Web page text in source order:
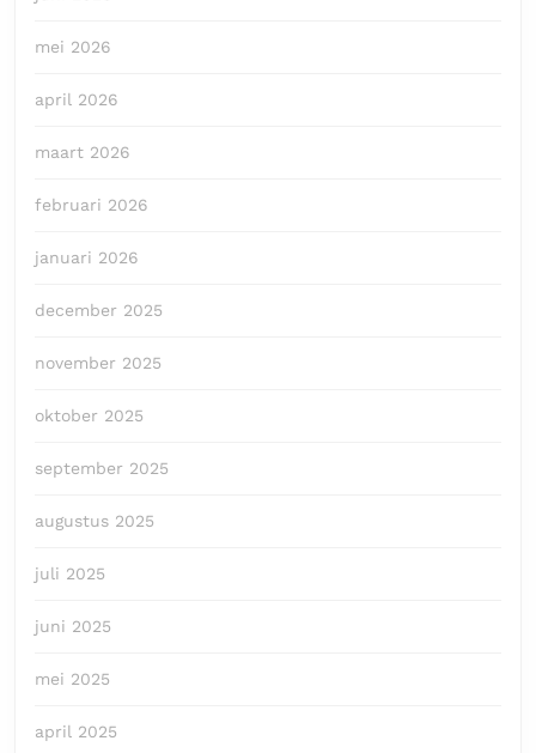
mei 2026
april 2026
maart 2026
februari 2026
januari 2026
december 2025
november 2025
oktober 2025
september 2025
augustus 2025
juli 2025
juni 2025
mei 2025
april 2025